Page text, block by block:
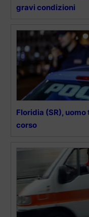
gravi condizioni
Floridia (SR),
corso